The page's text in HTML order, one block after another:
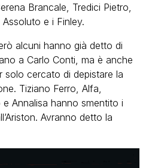
Brancale, Tredici Pietro,
e i Finley.
alcuni hanno già detto di
a Carlo Conti, ma è anche
cercato di depistare la
Tiziano Ferro, Alfa,
Annalisa hanno smentito i
Avranno detto la